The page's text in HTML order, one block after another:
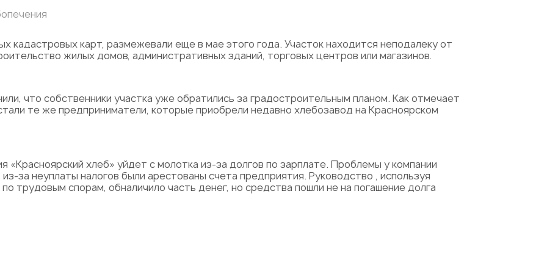
кадастровых карт, размежевали еще в мае этого года. Участок находится неподалеку от
жилых домов, административных зданий, торговых центров или магазинов.
что собственники участка уже обратились за градостроительным планом. Как отмечает
те же предприниматели, которые приобрели недавно хлебозавод на Красноярском
хлеб» уйдет с молотка из-за долгов по зарплате. Проблемы у компании
за неуплаты налогов были арестованы счета предприятия. Руководство , используя
трудовым спорам, обналичило часть денег, но средства пошли не на погашение долга